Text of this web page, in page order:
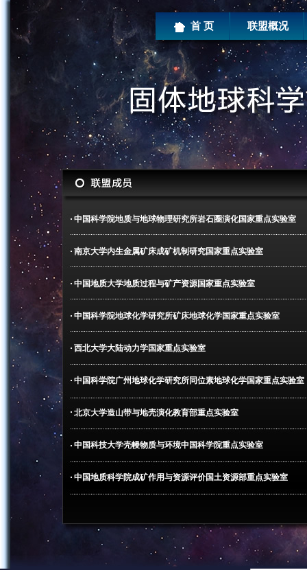
首 页 联盟概况
中国科学院地质与地球物理研究所岩石圈演化国家重点实验室
南京大学内生金属矿床成矿机制研究国家重点实验室
中国地质大学地质过程与矿产资源国家重点实验室
中国科学院地球化学研究所矿床地球化学国家重点实验室
西北大学大陆动力学国家重点实验室
中国科学院广州地球化学研究所同位素地球化学国家重点实验室
北京大学造山带与地壳演化教育部重点实验室
中国科技大学壳幔物质与环境中国科学院重点实验室
中国地质科学院成矿作用与资源评价国土资源部重点实验室